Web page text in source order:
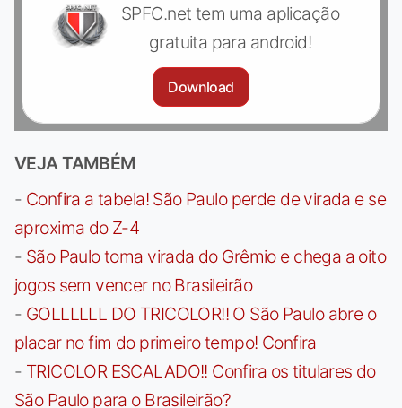
SPFC.net tem uma aplicação
gratuita para android!
Download
VEJA TAMBÉM
- Confira a tabela! São Paulo perde de virada e se
aproxima do Z-4
- São Paulo toma virada do Grêmio e chega a oito
jogos sem vencer no Brasileirão
- GOLLLLLL DO TRICOLOR!! O São Paulo abre o
placar no fim do primeiro tempo! Confira
- TRICOLOR ESCALADO!! Confira os titulares do
São Paulo para o Brasileirão?